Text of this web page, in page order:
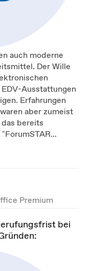
auch moderne
Der Wille
Ausstattungen
Erfahrungen
aber zumeist
bereits
Premium
bei